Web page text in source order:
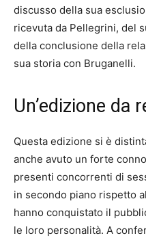
discusso della sua
ricevuta da Pellegrini, del
della conclusione della
sua storia con Bruganelli.
Un’edizione da
Questa edizione si è
anche avuto un forte
presenti concorrenti di
in secondo piano rispetto
hanno conquistato il
le loro personalità. A